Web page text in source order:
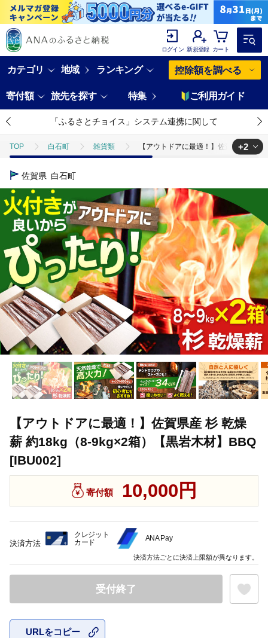
ログイン 新規登録 カート
カテゴリ 地域 ランキング 控除額を調べる
寄付額 旅先を探す 特集 ご利用ガイド
「ふるさとチョイス」システム連携に関して
TOP 白石町 雑貨類 【アウトドアに最適！】佐賀県産 杉
TOP
TOP 日用品・雑貨 ほかの雑貨・日用品 【アウトドアに最
+2
佐賀県 白石町
【アウトドアに最適！】佐賀県産 杉 乾燥
薪 約18kg（8-9kg×2箱）【黒岩木材】BBQ
[IBU002]
寄付額 10,000円
受付終了
URLをコピー
決済方法
クレジット
カード
ANA Pay
決済方法ごとに決済上限額が異なります。